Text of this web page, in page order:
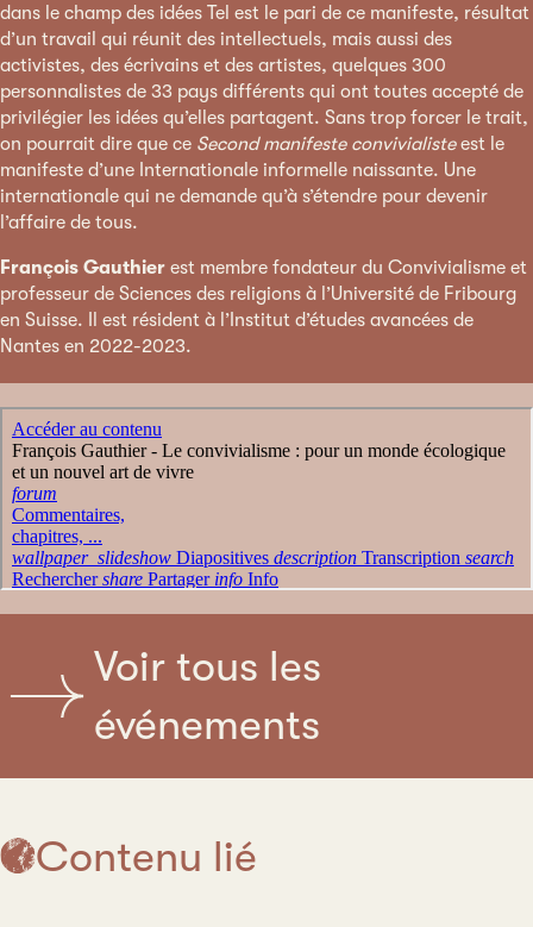
dans le champ des idées Tel est le pari de ce manifeste, résultat
d’un travail qui réunit des intellectuels, mais aussi des
activistes, des écrivains et des artistes, quelques 300
personnalistes de 33 pays différents qui ont toutes accepté de
privilégier les idées qu’elles partagent. Sans trop forcer le trait,
on pourrait dire que ce Second manifeste convivialisteest le
manifeste d’une Internationale informelle naissante. Une
internationale qui ne demande qu’à s’étendre pour devenir
l’affaire de tous.
François Gauthier est membre fondateur du Convivialisme et
professeur de Sciences des religions à l’Université de Fribourg
en Suisse. Il est résident à l’Institut d’études avancées de
Nantes en 2022-2023.
Voir tous les
événements
Contenu lié